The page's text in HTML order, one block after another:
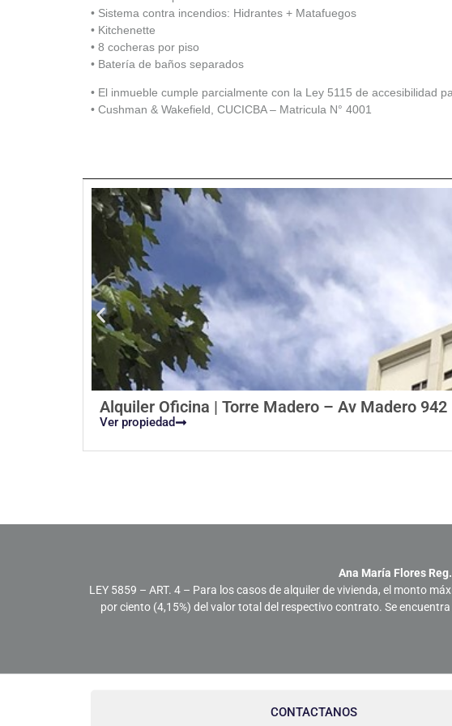
• Sistema contra incendios: Hidrantes + Matafuegos
• Kitchenette
• 8 cocheras por piso
• Batería de baños separados
• El inmueble cumple parcialmente con la Ley 5115 de accesibilidad
• Cushman & Wakefield, CUCICBA – Matricula N° 4001
Alquiler Oficina | Torre Madero – Av Madero 942
Ver propiedad
CONTACTANOS
Ana María Flores
LEY 5859 – ART. 4 – Para los casos de alquiler de vivienda, el monto
por ciento (4,15%) del valor total del respectivo contrato. Se